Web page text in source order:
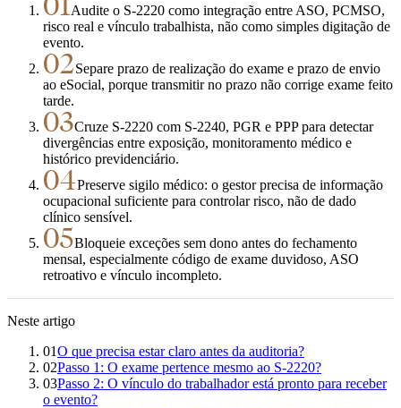
Audite o S-2220 como integração entre ASO, PCMSO,
risco real e vínculo trabalhista, não como simples digitação de
evento.
02Separe prazo de realização do exame e prazo de envio
ao eSocial, porque transmitir no prazo não corrige exame feito
tarde.
03Cruze S-2220 com S-2240, PGR e PPP para detectar
divergências entre exposição, monitoramento médico e
histórico previdenciário.
04Preserve sigilo médico: o gestor precisa de informação
ocupacional suficiente para controlar risco, não de dado
clínico sensível.
05Bloqueie exceções sem dono antes do fechamento
mensal, especialmente código de exame duvidoso, ASO
retroativo e vínculo incompleto.
Neste artigo
01O que precisa estar claro antes da auditoria?
02Passo 1: O exame pertence mesmo ao S-2220?
03Passo 2: O vínculo do trabalhador está pronto para receber
o evento?